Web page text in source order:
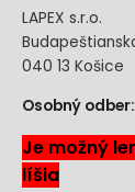
LAPEX s.r.o.
040 13 Košice
Osobný odber:
Je možný
líšia